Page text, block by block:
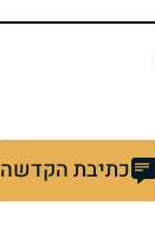
כתיבת הקדשה